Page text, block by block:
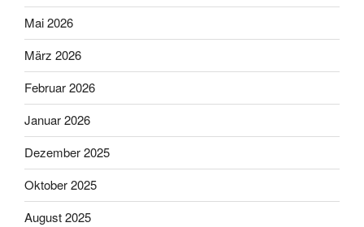
Mai 2026
März 2026
Februar 2026
Januar 2026
Dezember 2025
Oktober 2025
August 2025